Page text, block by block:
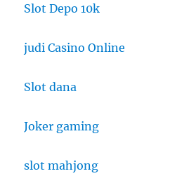
Slot Depo 10k
judi Casino Online
Slot dana
Joker gaming
slot mahjong